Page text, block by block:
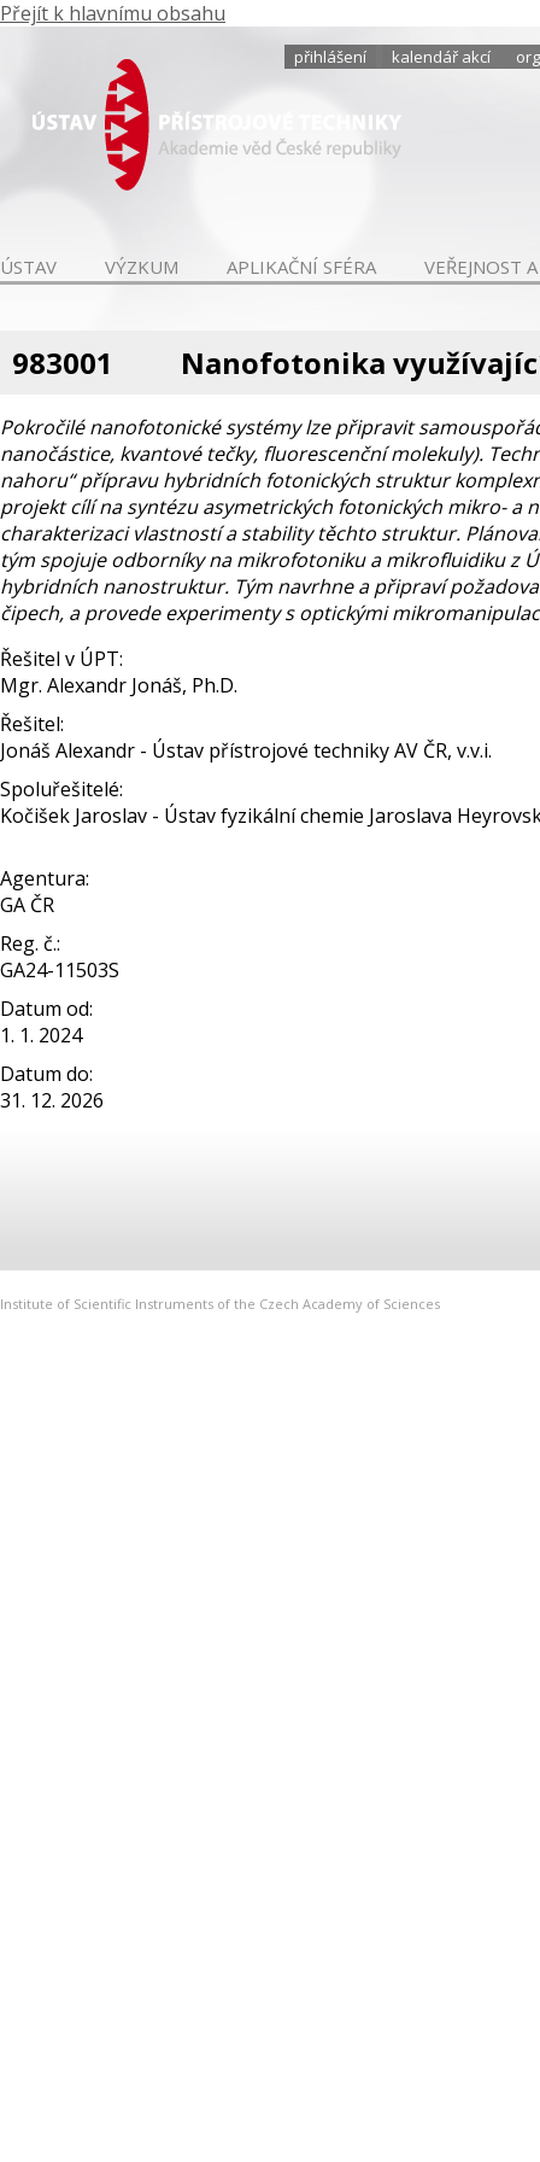
Přejít k hlavnímu obsahu
přihlášení kalendář akcí
ÚSTAV VÝZKUM APLIKAČNÍ SFÉRA VEŘEJNOST
983001 Nanofotonika
Pokročilé nanofotonické systémy lze připravit
nanočástice, kvantové tečky, fluorescenční molekuly).
nahoru“ přípravu hybridních fotonických struktur
projekt cílí na syntézu asymetrických fotonických mikro- a
charakterizaci vlastností a stability těchto struktur.
tým spojuje odborníky na mikrofotoniku a mikrofluidiku z
hybridních nanostruktur. Tým navrhne a připraví
čipech, a provede experimenty s optickými
Řešitel v ÚPT:
Mgr. Alexandr Jonáš, Ph.D.
Řešitel:
Jonáš Alexandr - Ústav přístrojové techniky AV ČR, v.v.i.
Spoluřešitelé:
Kočišek Jaroslav - Ústav fyzikální chemie Jaroslava
Agentura:
GA ČR
Reg. č.:
GA24-11503S
Datum od:
1. 1. 2024
Datum do:
31. 12. 2026
Institute of Scientific Instruments of the Czech Academy of Sciences